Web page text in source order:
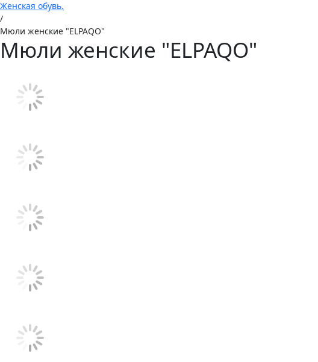
Женская обувь.
/
Мюли женские "ELPAQO"
Мюли женские "ELPAQO"